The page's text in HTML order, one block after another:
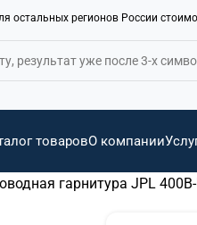
остальных регионов России
товаровО компании
гарнитура JPL